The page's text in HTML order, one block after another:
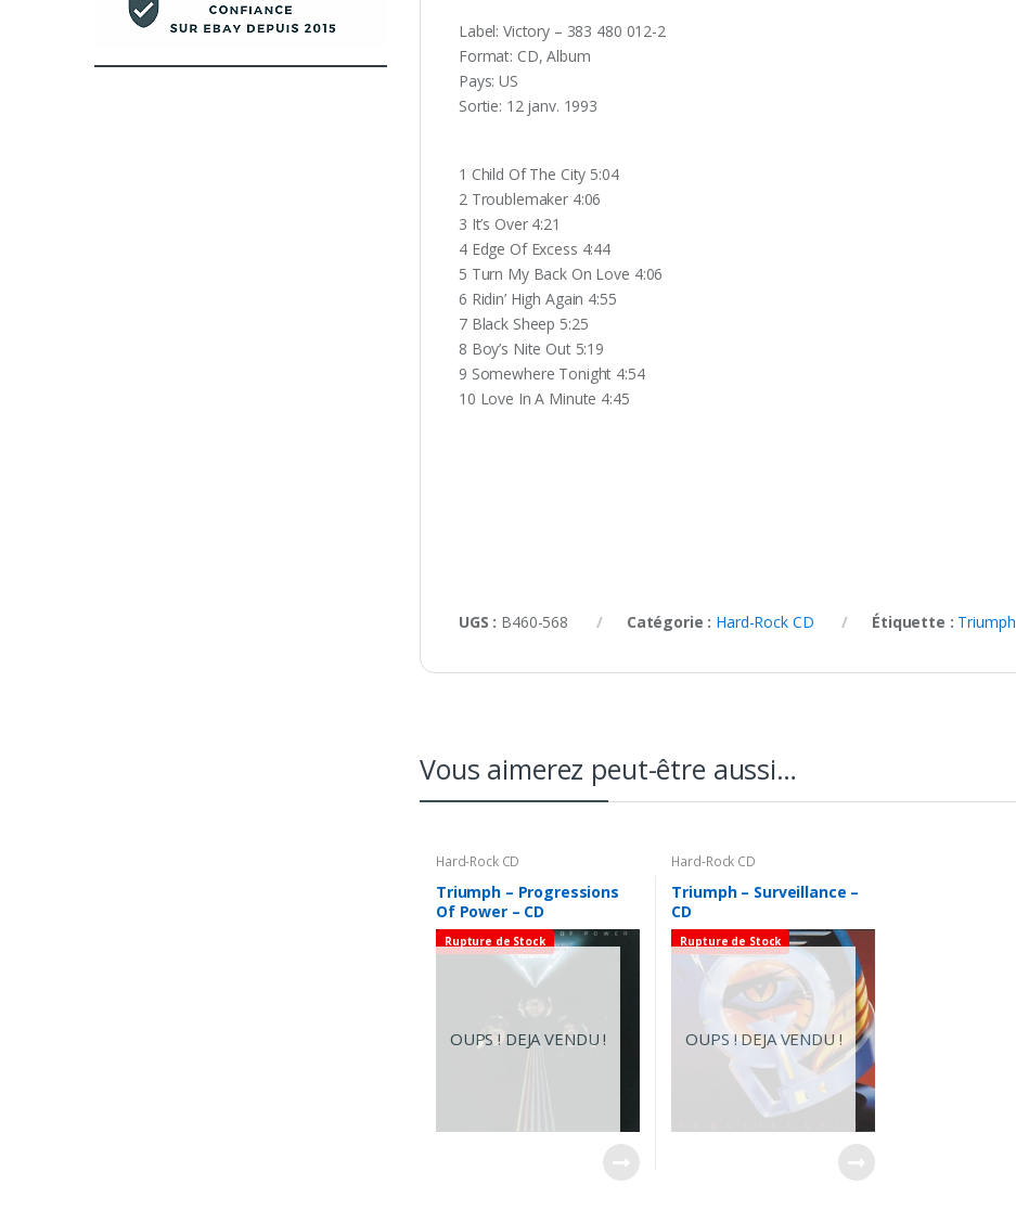
Label: Victory – 383 480 012-2
Format: CD, Album
Pays: US
Sortie: 12 janv. 1993
1 Child Of The City 5:04
2 Troublemaker 4:06
3 It’s Over 4:21
4 Edge Of Excess 4:44
5 Turn My Back On Love 4:06
6 Ridin’ High Again 4:55
7 Black Sheep 5:25
8 Boy’s Nite Out 5:19
9 Somewhere Tonight 4:54
10 Love In A Minute 4:45
UGS : B460-568 Catégorie : Hard-Rock CD Étiquette : Triumph
Vous aimerez peut-être aussi…
Hard-Rock CD
Triumph – Progressions
Of Power – CD
Rupture de Stock
OUPS ! DEJA VENDU !
Hard-Rock CD
Triumph – Surveillance –
CD
Rupture de Stock
OUPS ! DEJA VENDU !